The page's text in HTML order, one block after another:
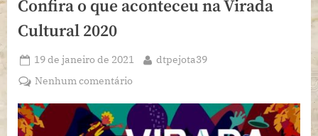
Confira o que aconteceu na Virada
Cultural 2020
Posted
on
19 de janeiro de 2021 By
dtpejota39
Nenhum comentário
o
que